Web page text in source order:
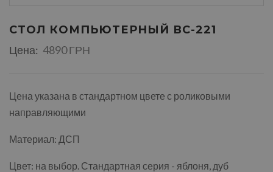
СТОЛ КОМПЬЮТЕРНЫЙ ВС-221
Цена: 4890 ГРН
Цена указана в стандартном цвете с роликовыми
направляющими
Материал: ДСП
Цвет: на выбор. Стандартная серия - яблоня, дуб